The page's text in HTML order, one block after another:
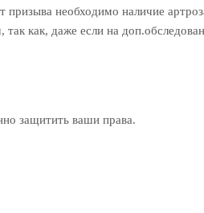
необходимо наличие
как, даже если на
защитить ваши права.